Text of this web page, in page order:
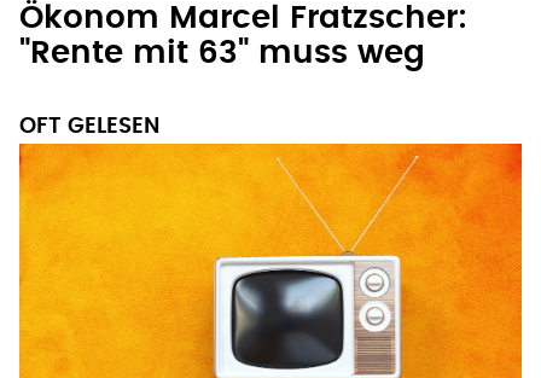
Ökonom Marcel Fratzscher:
"Rente mit 63" muss weg
OFT GELESEN